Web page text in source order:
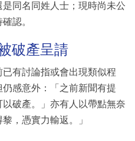
同名同姓人士；現時尚未公
認。
破產呈請
有討論指或會出現類似程
感意外：「之前新聞有提
破產。」亦有人以帶點無奈
，憑實力輸返。」